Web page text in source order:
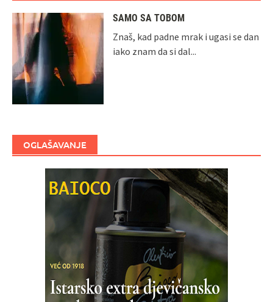
SAMO SA TOBOM
Znaš, kad padne mrak i ugasi se dan
iako znam da si dal...
OGLAŠAVANJE